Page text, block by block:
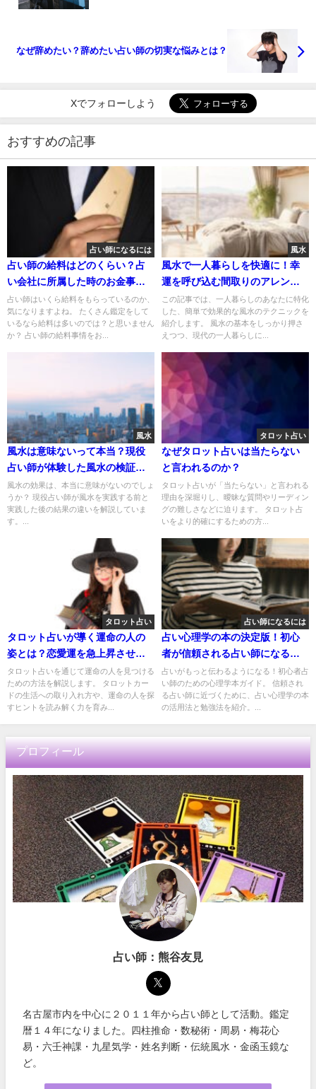
なぜ辞めたい？辞めたい占い師の切実な悩みとは？
Xでフォローしよう
おすすめの記事
占い師になるには
占い師の給料はどのくらい？占
い会社に所属した時のお金事情
を解説
占い師はいくら給料をもらっているのか、
気になりますよね。 たくさん鑑定をして
いるなら給料は多いのでは？と思いません
か？ 占い師の給料事情をお...
風水
風水で一人暮らしを快適に！幸
運を呼び込む間取りのアレンジ
術
この記事では、一人暮らしのあなたに特化
した、簡単で効果的な風水のテクニックを
紹介します。 風水の基本をしっかり押さ
えつつ、現代の一人暮らしに...
風水
風水は意味ないって本当？現役
占い師が体験した風水の検証結
果
風水の効果は、本当に意味がないのでしょ
うか？ 現役占い師が風水を実践する前と
実践した後の結果の違いを解説していま
す。...
タロット占い
なぜタロット占いは当たらない
と言われるのか？
タロット占いが「当たらない」と言われる
理由を深堀りし、曖昧な質問やリーディン
グの難しさなどに迫ります。 タロット占
いをより的確にするための方...
タロット占い
タロット占いが導く運命の人の
姿とは？恋愛運を急上昇させる
方法
タロット占いを通じて運命の人を見つける
ための方法を解説します。 タロットカー
ドの生活への取り入れ方や、運命の人を探
すヒントを読み解く力を育み...
占い師になるには
占い心理学の本の決定版！初心
者が信頼される占い師になるた
めの勉強法
占いがもっと伝わるようになる！初心者占
い師のための心理学本ガイド。 信頼され
る占い師に近づくために、占い心理学の本
の活用法と勉強法を紹介。...
プロフィール
占い師：熊谷友見
名古屋市内を中心に２０１１年から占い師として活動。鑑定
暦１４年になりました。四柱推命・数秘術・周易・梅花心
易・六壬神課・九星気学・姓名判断・伝統風水・金函玉鏡な
ど。